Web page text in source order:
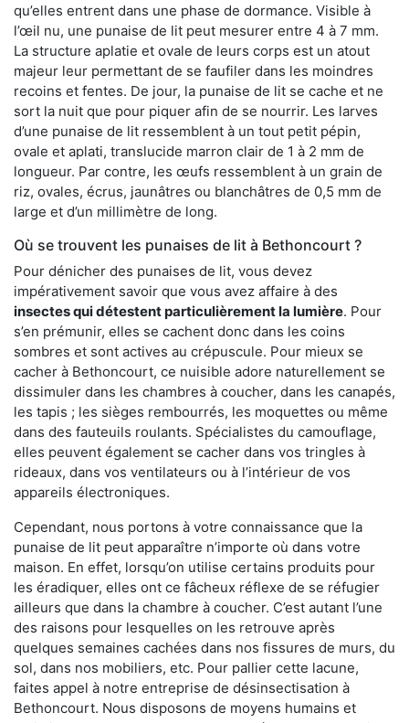
qu’elles entrent dans une phase de dormance. Visible à
l’œil nu, une punaise de lit peut mesurer entre 4 à 7 mm.
La structure aplatie et ovale de leurs corps est un atout
majeur leur permettant de se faufiler dans les moindres
recoins et fentes. De jour, la punaise de lit se cache et ne
sort la nuit que pour piquer afin de se nourrir. Les larves
d’une punaise de lit ressemblent à un tout petit pépin,
ovale et aplati, translucide marron clair de 1 à 2 mm de
longueur. Par contre, les œufs ressemblent à un grain de
riz, ovales, écrus, jaunâtres ou blanchâtres de 0,5 mm de
large et d’un millimètre de long.
Où se trouvent les punaises de lit à Bethoncourt ?
Pour dénicher des punaises de lit, vous devez
impérativement savoir que vous avez affaire à des
insectes qui détestent particulièrement la lumière. Pour
s’en prémunir, elles se cachent donc dans les coins
sombres et sont actives au crépuscule. Pour mieux se
cacher à Bethoncourt, ce nuisible adore naturellement se
dissimuler dans les chambres à coucher, dans les canapés,
les tapis ; les sièges rembourrés, les moquettes ou même
dans des fauteuils roulants. Spécialistes du camouflage,
elles peuvent également se cacher dans vos tringles à
rideaux, dans vos ventilateurs ou à l’intérieur de vos
appareils électroniques.
Cependant, nous portons à votre connaissance que la
punaise de lit peut apparaître n’importe où dans votre
maison. En effet, lorsqu’on utilise certains produits pour
les éradiquer, elles ont ce fâcheux réflexe de se réfugier
ailleurs que dans la chambre à coucher. C’est autant l’une
des raisons pour lesquelles on les retrouve après
quelques semaines cachées dans nos fissures de murs, du
sol, dans nos mobiliers, etc. Pour pallier cette lacune,
faites appel à notre entreprise de désinsectisation à
Bethoncourt. Nous disposons de moyens humains et